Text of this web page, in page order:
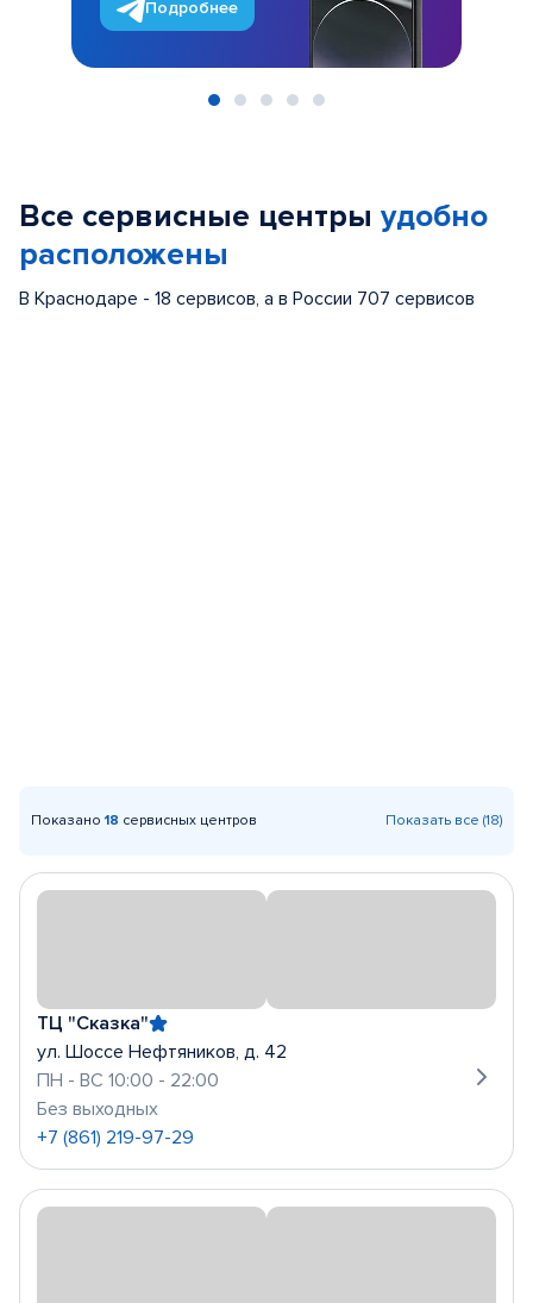
Подробнее
Все сервисные центры удобно
расположены
В Краснодаре - 18 сервисов, а в России 707 сервисов
Показано 18 сервисных центров Показать все (18)
ТЦ "Сказка"
ул. Шоссе Нефтяников, д. 42
ПН - ВС 10:00 - 22:00
Без выходных
+7 (861) 219-97-29